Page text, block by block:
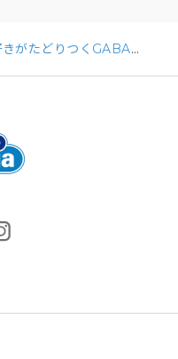
くGABA入りルイボスティー/600ml